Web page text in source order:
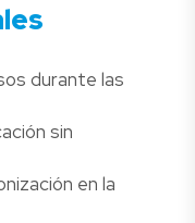
durante las
sin
en la